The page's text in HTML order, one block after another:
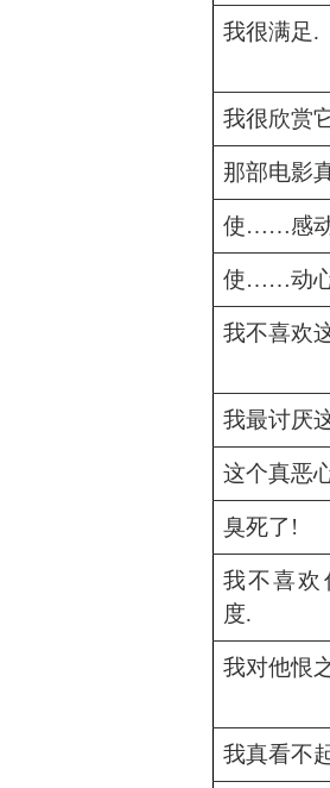
我很满足.
我很欣赏
那部电影
使……感
使……动
我不喜欢
我最讨厌
这个真恶
臭死了 !
我不喜欢
度.
我对他恨
我真看不